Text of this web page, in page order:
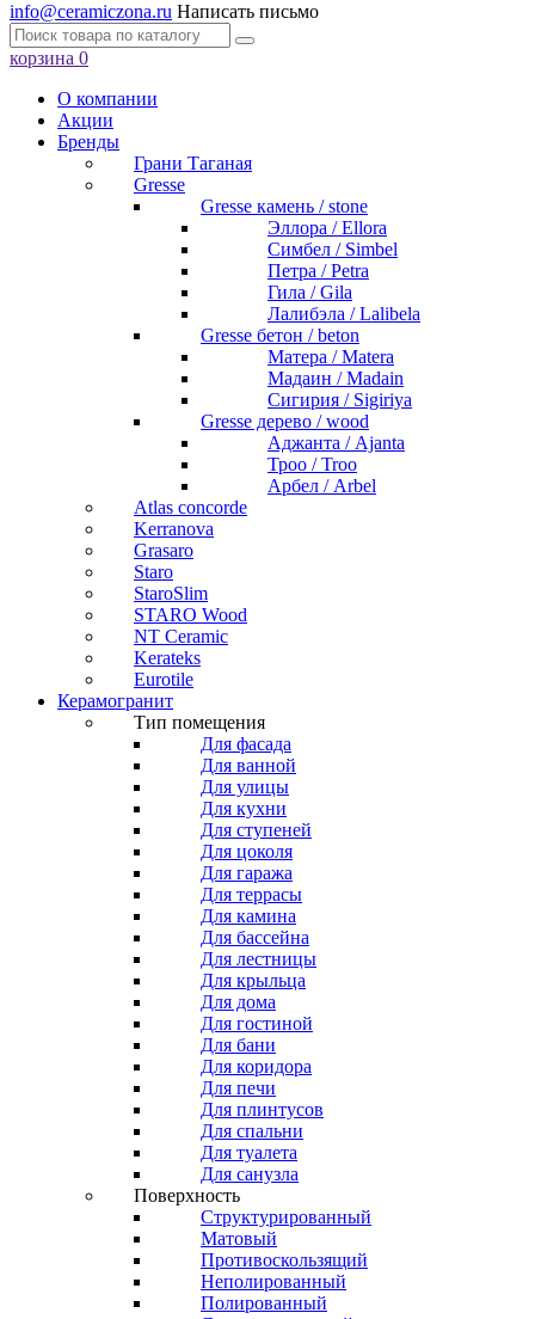
info@ceramiczona.ru Написать письмо
корзина 0
О компании
Акции
Бренды
Грани Таганая
Gresse
Gresse камень / stone
Эллора / Ellora
Симбел / Simbel
Петра / Petra
Гила / Gila
Лалибэла / Lalibela
Gresse бетон / beton
Матера / Matera
Мадаин / Madain
Сигирия / Sigiriya
Gresse дерево / wood
Аджанта / Ajanta
Троо / Troo
Арбел / Arbel
Atlas concorde
Kerranova
Grasaro
Staro
StaroSlim
STARO Wood
NT Ceramic
Kerateks
Eurotile
Керамогранит
Тип помещения
Для фасада
Для ванной
Для улицы
Для кухни
Для ступеней
Для цоколя
Для гаража
Для террасы
Для камина
Для бассейна
Для лестницы
Для крыльца
Для дома
Для гостиной
Для бани
Для коридора
Для печи
Для плинтусов
Для спальни
Для туалета
Для санузла
Поверхность
Структурированный
Матовый
Противоскользящий
Неполированный
Полированный